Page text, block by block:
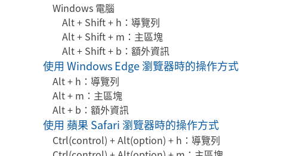
Windows 電腦
Alt + Shift + h：導覽列
Alt + Shift + m：主區塊
Alt + Shift + b：額外資訊
使用 Windows Edge 瀏覽器時的操作方式
Alt + h：導覽列
Alt + m：主區塊
Alt + b：額外資訊
使用 蘋果 Safari 瀏覽器時的操作方式
Ctrl(control) + Alt(option) + h：導覽列